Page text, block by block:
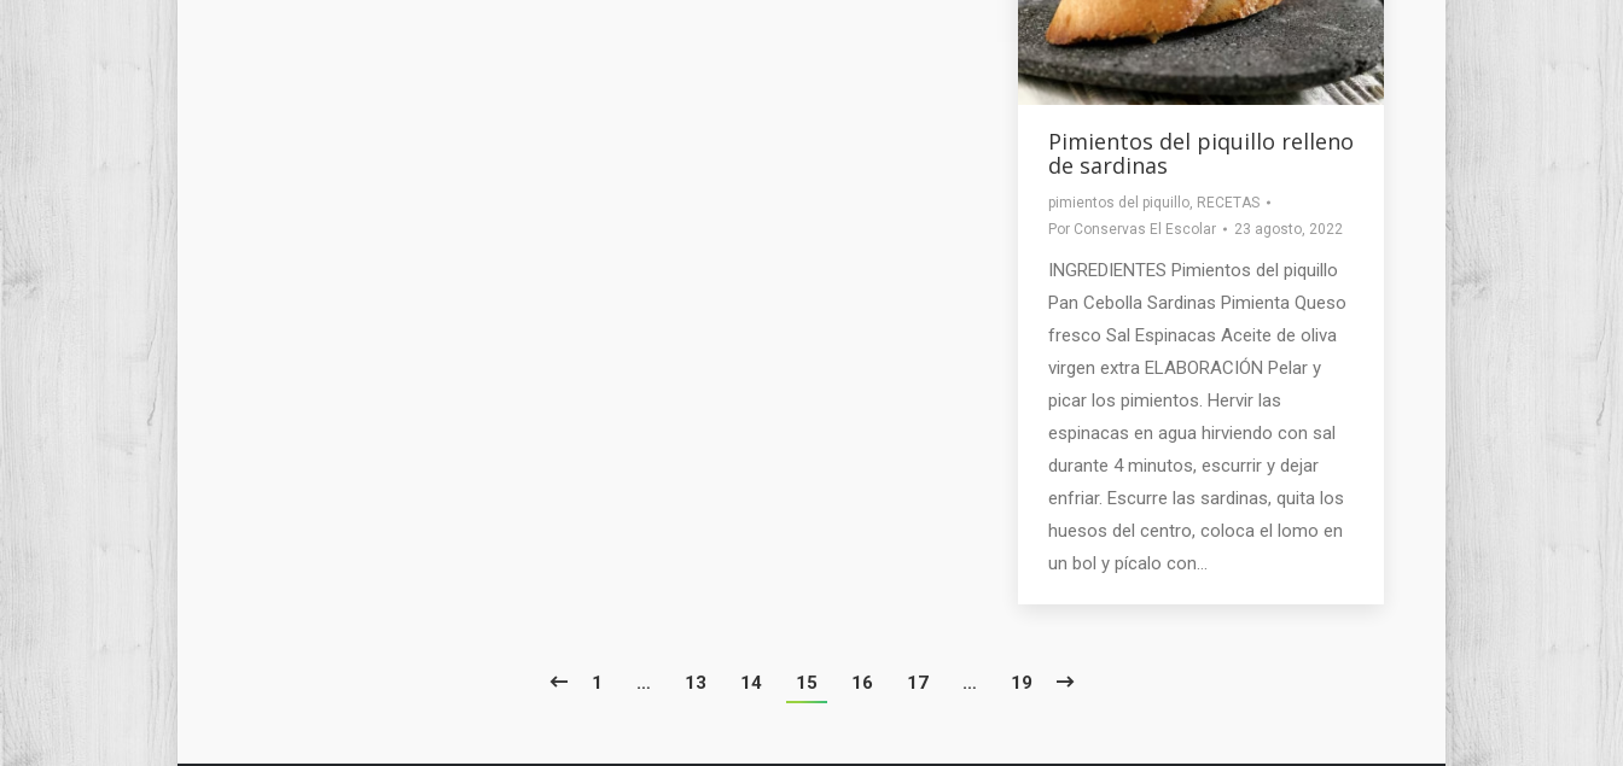
Pimientos del piquillo relleno
de sardinas
pimientos del piquillo, RECETAS
Por Conservas El Escolar 23 agosto, 2022
INGREDIENTES Pimientos del piquillo
Pan Cebolla Sardinas Pimienta Queso
fresco Sal Espinacas Aceite de oliva
virgen extra ELABORACIÓN Pelar y
picar los pimientos. Hervir las
espinacas en agua hirviendo con sal
durante 4 minutos, escurrir y dejar
enfriar. Escurre las sardinas, quita los
huesos del centro, coloca el lomo en
un bol y pícalo con…
1 … 13 14 15 16 17 … 19